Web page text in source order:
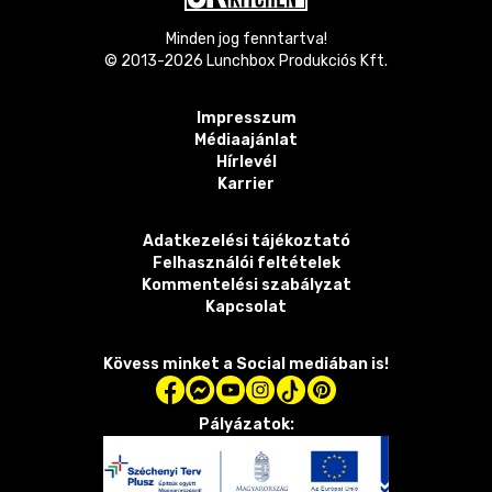
Minden jog fenntartva!
© 2013-2026 Lunchbox Produkciós Kft.
Impresszum
Médiaajánlat
Hírlevél
Karrier
Adatkezelési tájékoztató
Felhasználói feltételek
Kommentelési szabályzat
Kapcsolat
Kövess minket a Social mediában is!
Pályázatok: